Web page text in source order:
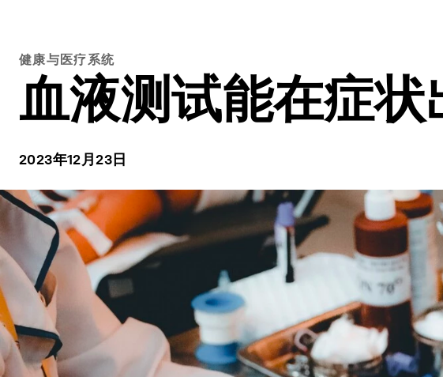
健康与医疗系统
血液测试能在症
2023年12月23日